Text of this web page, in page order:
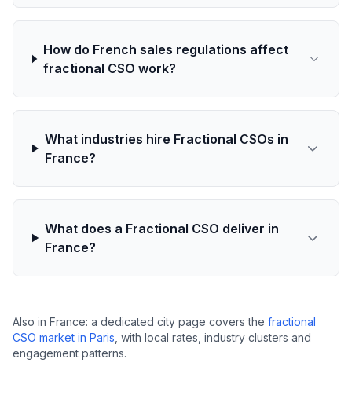
How do French sales regulations affect
fractional CSO work?
What industries hire Fractional CSOs in
France?
What does a Fractional CSO deliver in
France?
Also in France: a dedicated city page covers the fractional
CSO market in Paris , with local rates, industry clusters and
engagement patterns.